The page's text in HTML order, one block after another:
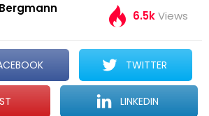
6.5kViews
TWITTER
LINKEDIN